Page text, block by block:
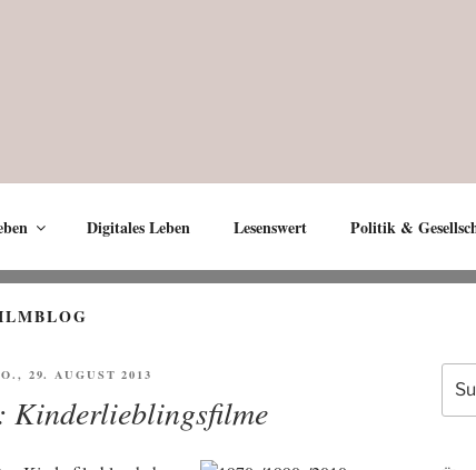
Digitales Leben Lesenswert Politik &
29. AUGUST 2013
Kinderlieblingsfilme
Suche